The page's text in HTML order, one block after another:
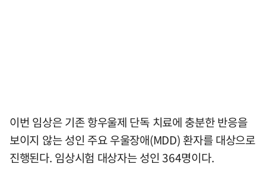
이번 임상은 기존 항우울제 단독 치료에 충분한 반응을
보이지 않는 성인 주요 우울장애(MDD) 환자를 대상으로
진행된다. 임상시험 대상자는 성인 364명이다.